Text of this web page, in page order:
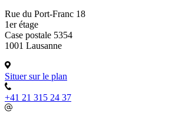
Rue du Port-Franc 18
1er étage
Case postale 5354
1001 Lausanne
Situer sur le plan
+41 21 315 24 37